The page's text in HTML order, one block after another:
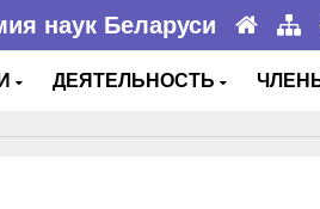
наук Беларуси
ДЕЯТЕЛЬНОСТЬ